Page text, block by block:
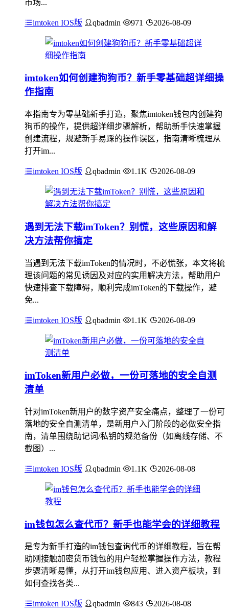
市场...
imtoken IOS版 qbadmin 971 2026-08-09
imtoken如何创建狗狗币？新手零基础超详细操
作指南
本指南专为零基础新手打造，聚焦imtoken钱包内创建狗
狗币的操作，提供超详细步骤解析，帮助新手快速掌握
创建流程，规避新手易踩的操作误区，指南清晰梳理从
打开im...
imtoken IOS版 qbadmin 1.1K 2026-08-09
遇到无法下载imToken？别慌，这些原因和解
决方法帮你搞定
当遇到无法下载imToken的情况时，不必慌张，本文将梳
理该问题的常见诱因及对应的实用解决方法，帮助用户
快速排查下载障碍，顺利完成imToken的下载操作，避
免...
imtoken IOS版 qbadmin 1.1K 2026-08-09
imToken新用户必做，一份可落地的安全自测
清单
针对imToken新用户的数字资产安全痛点，整理了一份可
落地的安全自测清单，是新用户入门阶段的必做安全指
南，清单围绕助记词/私钥的规范备份（如离线存储、不
截图）...
imtoken IOS版 qbadmin 1.1K 2026-08-08
im钱包怎么查代币？新手也能学会的详细教程
是专为新手打造的im钱包查询代币的详细教程，旨在帮
助刚接触加密货币钱包的用户轻松掌握操作方法，教程
步骤清晰易懂，从打开im钱包应用、进入资产板块，到
如何查找各类...
imtoken IOS版 qbadmin 843 2026-08-08